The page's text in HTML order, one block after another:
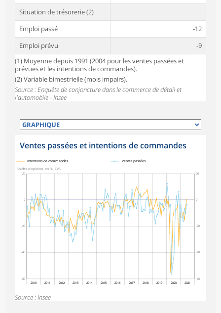
Situation de trésorerie (2)
Emploi passé
-12
Emploi prévu
-9
(1) Moyenne depuis 1991 (2004 pour les ventes passées et
prévues et les intentions de commandes).
(2) Variable bimestrielle (mois impairs).
Source : Enquête de conjoncture dans le commerce de détail et
l'automobile - Insee
Ventes passées et intentions de commandes
0
20
-20
-40
-60 -60
-40
-20
0
20
Soldes d'opinion, en %, CVS
2010 2011 2012 2013 2014 2015 2016 2017 2018 2019 2020 2021
Intentions de commandes Ventes passées
Source : Insee